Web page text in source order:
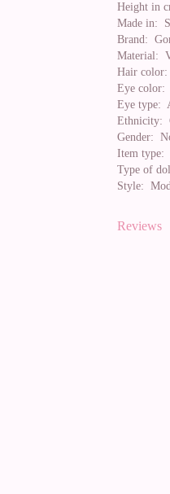
Height in
Made in:
Brand:
Material:
Hair color:
Eye color:
Eye type:
Ethnicity:
Gender:
Item type:
Type of
Style:
Reviews